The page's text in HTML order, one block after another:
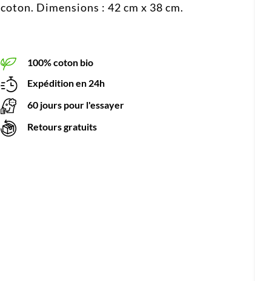
coton. Dimensions : 42 cm x 38 cm.
100% coton bio
Expédition en 24h
60 jours pour l'essayer
Retours gratuits